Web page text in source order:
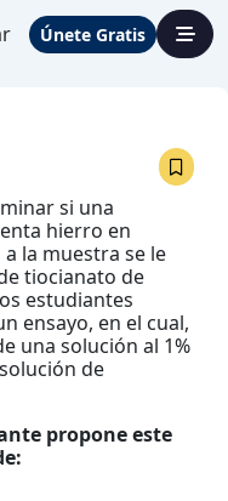
Únete Gratis
si una
hierro en
a la muestra se le
tiocianato de
estudiantes
ensayo, en el cual,
una solución al 1%
de
propone este